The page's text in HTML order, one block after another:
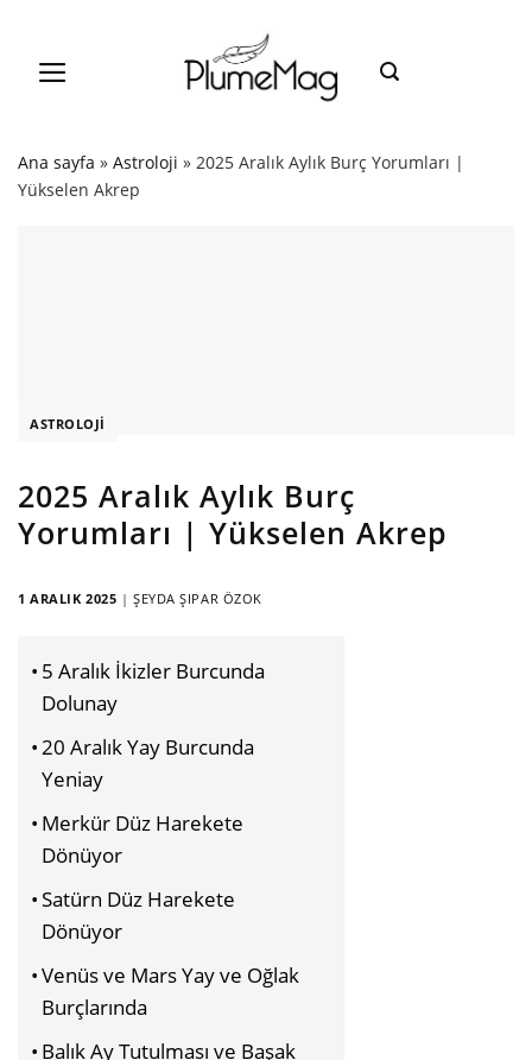
content
Ana sayfa » Astroloji » 2025 Aralık Aylık Burç Yorumları |
Yükselen Akrep
ASTROLOJI
2025 Aralık Aylık Burç
Yorumları | Yükselen Akrep
1 ARALIK 2025 | ŞEYDA ŞIPAR ÖZOK
5 Aralık İkizler Burcunda
Dolunay
20 Aralık Yay Burcunda
Yeniay
Merkür Düz Harekete
Dönüyor
Satürn Düz Harekete
Dönüyor
Venüs ve Mars Yay ve Oğlak
Burçlarında
Balık Ay Tutulması ve Başak